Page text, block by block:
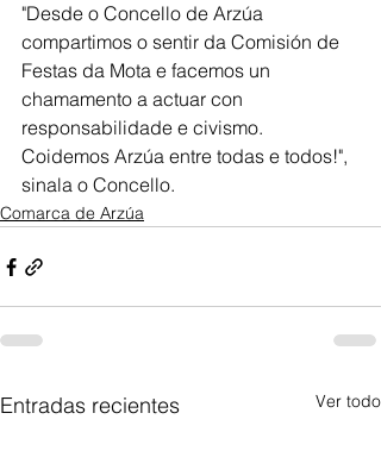
"Desde o Concello de Arzúa
compartimos o sentir da Comisión de
Festas da Mota e facemos un
chamamento a actuar con
responsabilidade e civismo.
Coidemos Arzúa entre todas e todos!",
sinala o Concello.
Comarca de Arzúa
Entradas recientes Ver todo